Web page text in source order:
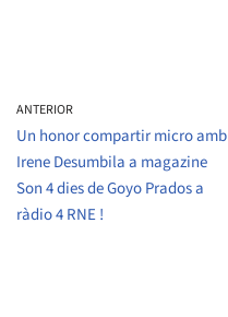
ANTERIOR
Un honor compartir micro amb
Irene Desumbila a magazine
Son 4 dies de Goyo Prados a
ràdio 4 RNE !